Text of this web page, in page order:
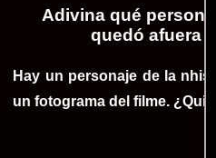
Adivina qué
quedó afuera
Hay un personaje de la
un fotograma del filme.